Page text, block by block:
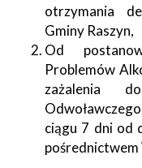
otrzymania
Gminy Raszyn,
Od
Problemów
zażalenia
ciągu 7 dni od
pośrednictwem